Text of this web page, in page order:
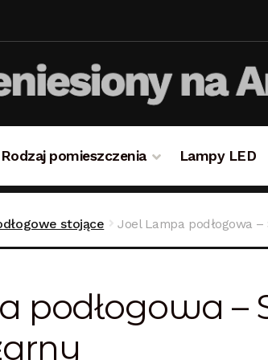
Rodzaj pomieszczenia Lampy LED
stojące Joel Lampa podłogowa
podłogowa –